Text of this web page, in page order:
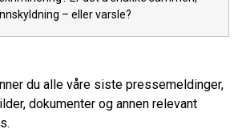
– eller varsle?
du alle våre siste pressemeldinger,
dokumenter og annen relevant